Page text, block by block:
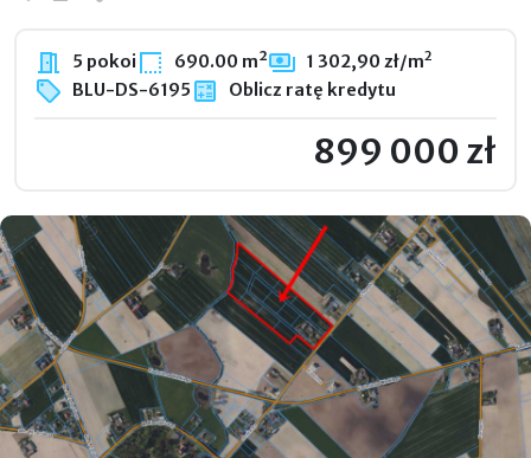
5 pokoi 690.00 m² 1 302,90 zł/m2
BLU-DS-6195 Oblicz ratę kredytu
899 000 zł